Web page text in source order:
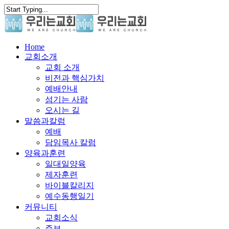
Skip
to
main
search
Menu
Home
교회소개
교회 소개
비전과 핵심가치
예배안내
섬기는 사람
오시는 길
말씀과칼럼
예배
담임목사 칼럼
양육과훈련
일대일양육
제자훈련
바이블칼리지
예수동행일기
커뮤니티
교회소식